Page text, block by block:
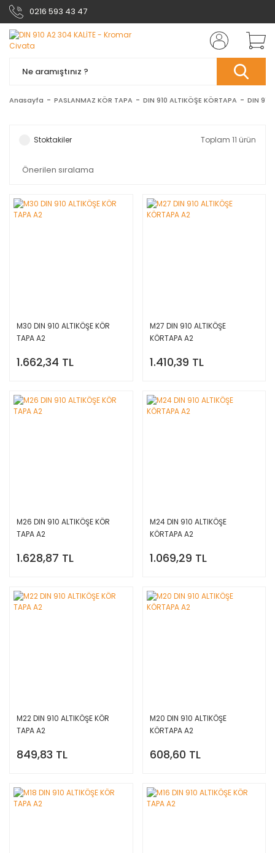
0216 593 43 47
Anasayfa PASLANMAZ KÖR TAPA DIN 910 ALTIKÖŞE KÖRTAPA DIN 910
Stoktakiler Toplam 11 ürün
M30 DIN 910 ALTIKÖŞE KÖR
TAPA A2
1.662,34 TL
M27 DIN 910 ALTIKÖŞE
KÖRTAPA A2
1.410,39 TL
M26 DIN 910 ALTIKÖŞE KÖR
TAPA A2
1.628,87 TL
M24 DIN 910 ALTIKÖŞE
KÖRTAPA A2
1.069,29 TL
M22 DIN 910 ALTIKÖŞE KÖR
TAPA A2
849,83 TL
M20 DIN 910 ALTIKÖŞE
KÖRTAPA A2
608,60 TL